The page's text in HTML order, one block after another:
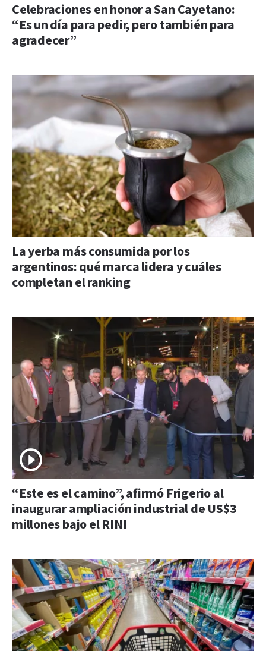
Celebraciones en honor a San Cayetano:
“Es un día para pedir, pero también para
agradecer”
La yerba más consumida por los
argentinos: qué marca lidera y cuáles
completan el ranking
“Este es el camino”, afirmó Frigerio al
inaugurar ampliación industrial de US$3
millones bajo el RINI